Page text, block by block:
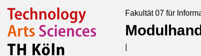
Fakultät 07 für